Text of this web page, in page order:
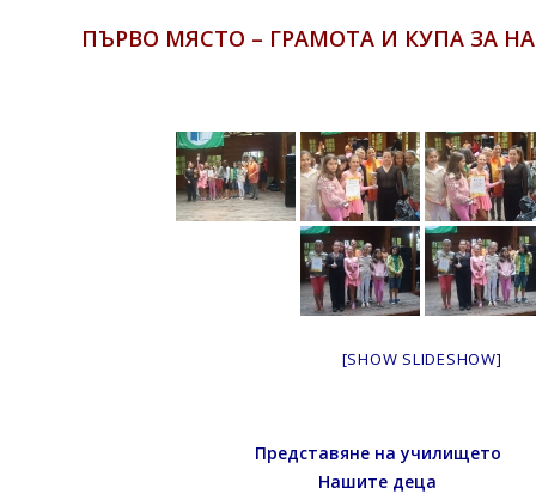
ПЪРВО МЯСТО – ГРАМОТА И КУПА ЗА
[SHOW SLIDESHOW]
Представяне на училището
Нашите деца